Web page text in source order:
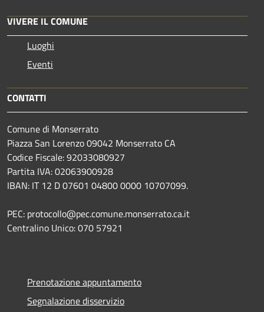
VIVERE IL COMUNE
Luoghi
Eventi
CONTATTI
Comune di Monserrato
Piazza San Lorenzo 09042 Monserrato CA
Codice Fiscale: 92033080927
Partita IVA: 02063900928
IBAN: IT 12 D 07601 04800 0000 10707099.
PEC: protocollo@pec.comune.monserrato.ca.it
Centralino Unico: 070 57921
Prenotazione appuntamento
Segnalazione disservizio